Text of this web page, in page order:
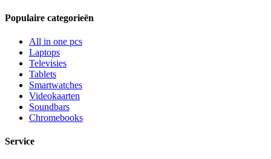
Populaire categorieën
All in one pcs
Laptops
Televisies
Tablets
Smartwatches
Videokaarten
Soundbars
Chromebooks
Service